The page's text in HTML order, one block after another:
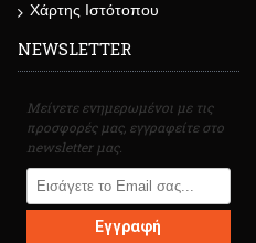
Χάρτης Ιστότοπου
NEWSLETTER
Μείνετε ενημερωμένοι με τις
προσφορές μας, εγγραφείτε στο
newsletter μας.
Εγγραφή